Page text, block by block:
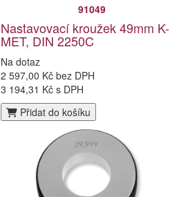
91049
Nastavovací kroužek 49mm K-
MET, DIN 2250C
Na dotaz
2 597,00 Kč bez DPH
3 194,31 Kč s DPH
Přidat do košíku